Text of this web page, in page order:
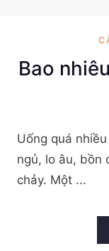
Bao
Uống quá
ngủ, lo âu, bồn
chảy. Một ...